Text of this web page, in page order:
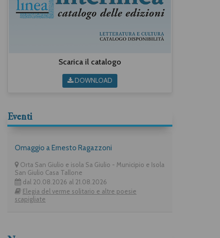
Scarica il catalogo
DOWNLOAD
Eventi
Omaggio a Ernesto Ragazzoni
Orta San Giulio e isola Sa Giulio - Municipio e Isola
San Giulio Casa Tallone
dal 20.08.2026 al 21.08.2026
Elegia del verme solitario e altre poesie
scapigliate